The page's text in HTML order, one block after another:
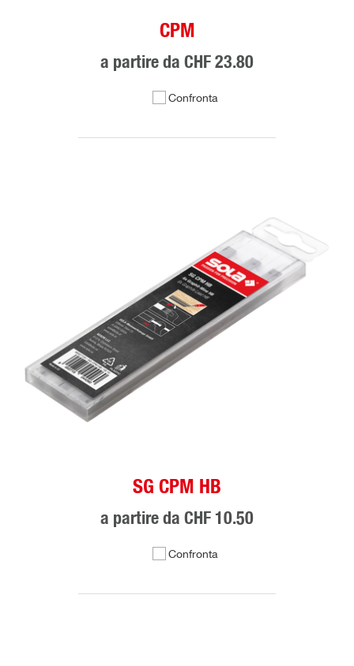
CPM
a partire da CHF 23.80
Confronta
SG CPM HB
a partire da CHF 10.50
Confronta